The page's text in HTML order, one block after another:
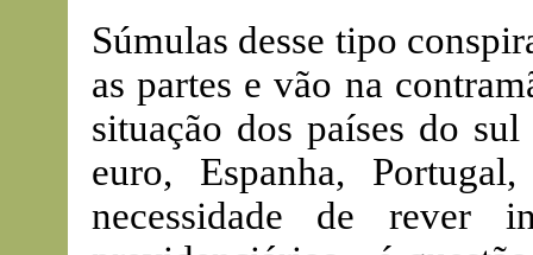
Súmulas desse tipo
as partes e vão na
situação dos países do
euro, Espanha,
necessidade de rever